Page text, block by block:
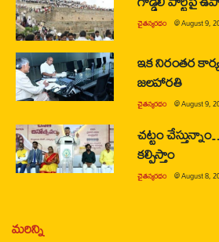
చైతన్యరధం @August 9,
ఇక నిరంతర
జలహారతి
చైతన్యరధం @August 9,
చట్టం
కల్పిస్తాం
చైతన్యరధం @August 8,
మరిన్ని